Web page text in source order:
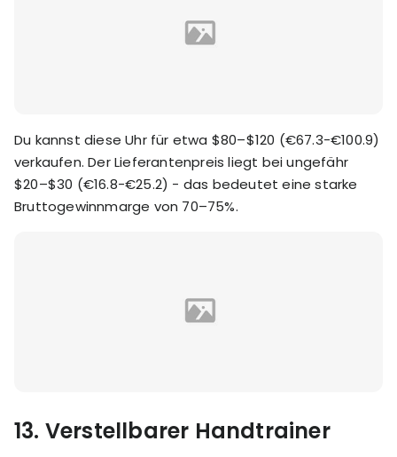
Du kannst diese Uhr für etwa $80–$120 (€67.3-€100.9)
verkaufen. Der Lieferantenpreis liegt bei ungefähr
$20–$30 (€16.8-€25.2) - das bedeutet eine starke
Bruttogewinnmarge von 70–75%.
13. Verstellbarer Handtrainer